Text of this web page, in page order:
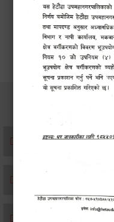
संस्था दर्ता सिफारिस